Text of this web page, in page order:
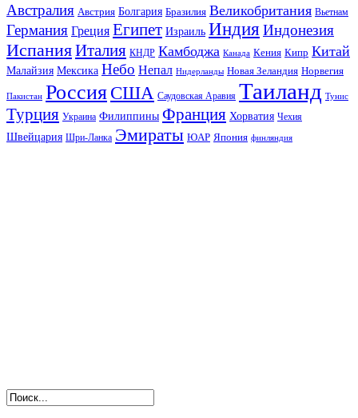
Австралия Австрия Болгария Бразилия Великобритания Вьетнам
Германия Греция Египет Израиль Индия Индонезия
ИспанияИталия КНДР Камбоджа Канада Кения Кипр Китай
Малайзия Мексика Небо Непал Нидерланды Новая Зеландия Норвегия
Пакистан РоссияСША Саудовская Аравия Таиланд Тунис
Турция Украина Филиппины Франция Хорватия Чехия
Швейцария Шри-Ланка Эмираты ЮАР Япония финляндия